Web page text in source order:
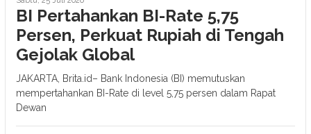
BI Pertahankan BI-Rate 5,75
Persen, Perkuat Rupiah di Tengah
Gejolak Global
JAKARTA, Brita.id– Bank Indonesia (BI) memutuskan
mempertahankan BI-Rate di level 5,75 persen dalam Rapat
Dewan